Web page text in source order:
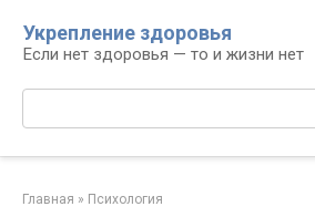
контенту
Укрепление здоровья
Если нет здоровья — то и жизни нет
Поиск:
Главная » Психология